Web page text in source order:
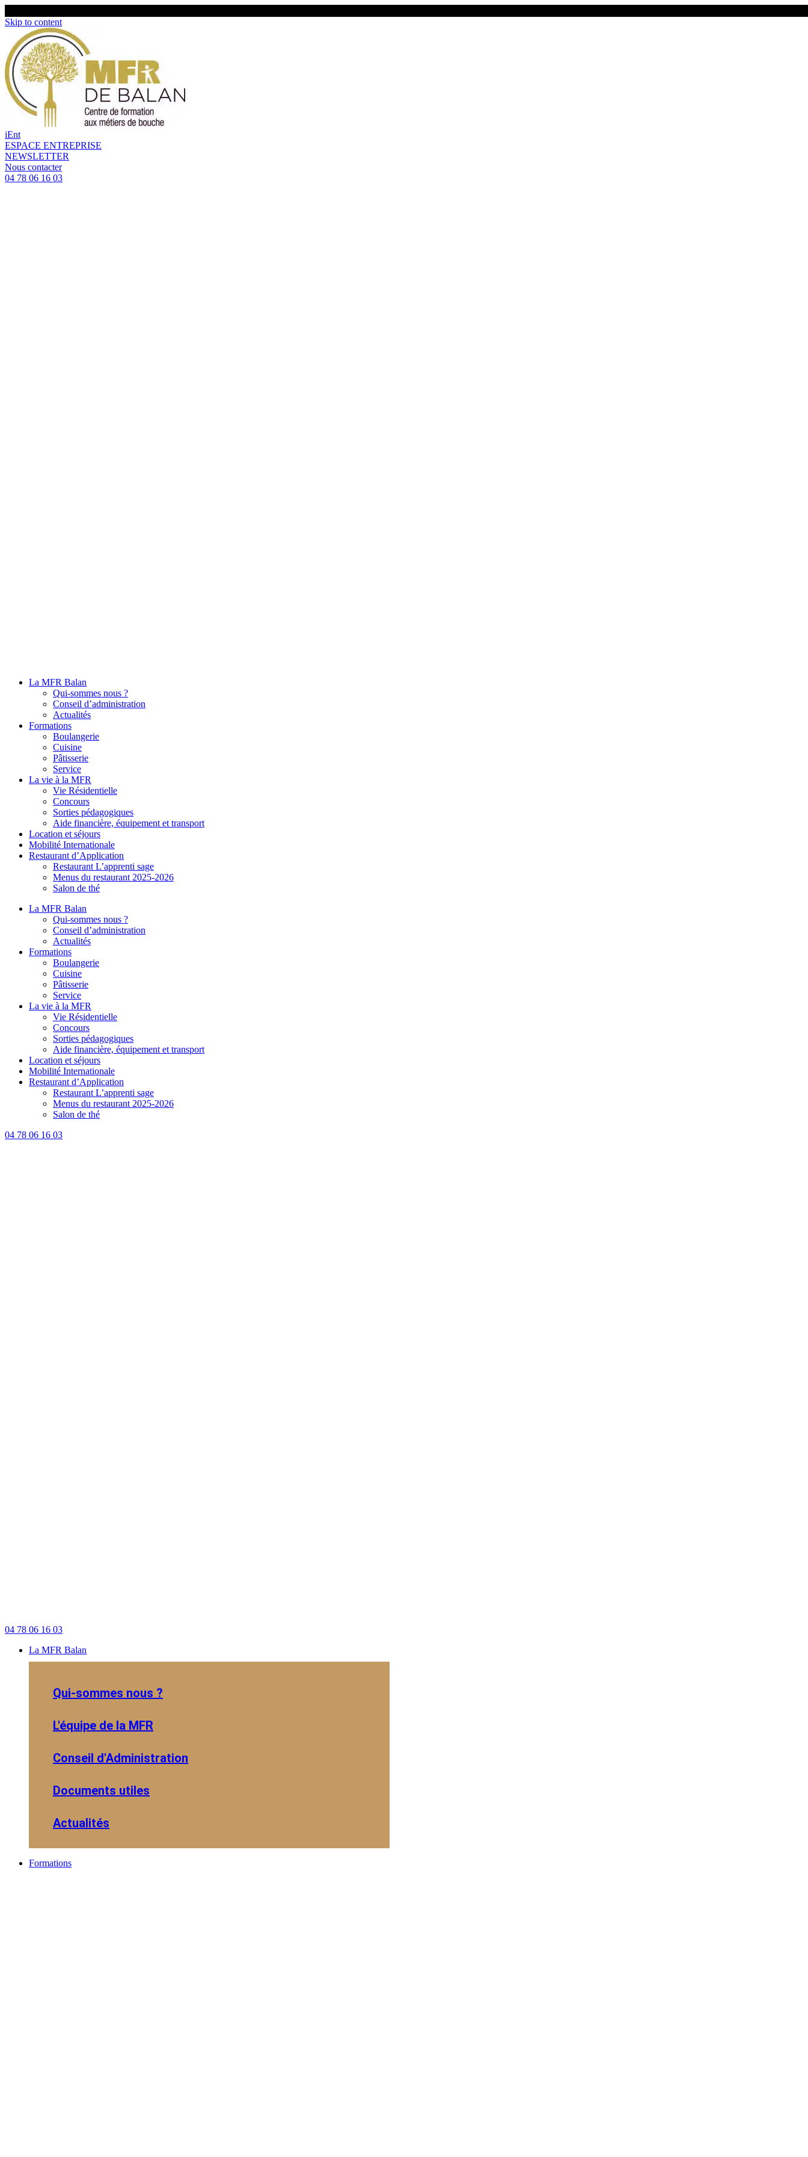
Skip to content
iEnt
ESPACE ENTREPRISE
NEWSLETTER
Nous contacter
04 78 06 16 03
La MFR Balan
Qui-sommes nous ?
Conseil d’administration
Actualités
Formations
Boulangerie
Cuisine
Pâtisserie
Service
La vie à la MFR
Vie Résidentielle
Concours
Sorties pédagogiques
Aide financière, équipement et transport
Location et séjours
Mobilité Internationale
Restaurant d’Application
Restaurant L’apprenti sage
Menus du restaurant 2025-2026
Salon de thé
La MFR Balan
Qui-sommes nous ?
Conseil d’administration
Actualités
Formations
Boulangerie
Cuisine
Pâtisserie
Service
La vie à la MFR
Vie Résidentielle
Concours
Sorties pédagogiques
Aide financière, équipement et transport
Location et séjours
Mobilité Internationale
Restaurant d’Application
Restaurant L’apprenti sage
Menus du restaurant 2025-2026
Salon de thé
04 78 06 16 03
04 78 06 16 03
La MFR Balan
Qui-sommes nous ?
L'équipe de la MFR
Conseil d'Administration
Documents utiles
Actualités
Formations